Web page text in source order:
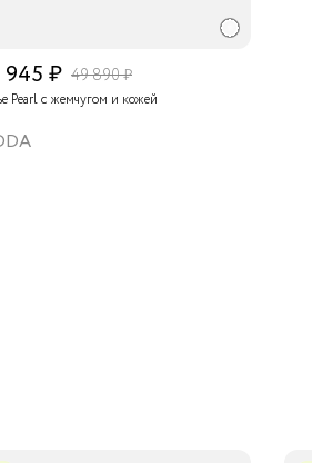
945 ₽ 49 890 ₽
Pearl с жемчугом и кожей